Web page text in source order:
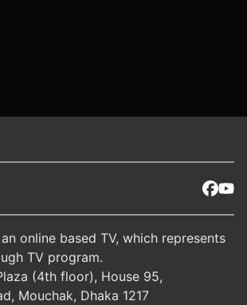
online based TV, which represents
TV program.
(4th floor), House 95,
Mouchak, Dhaka 1217